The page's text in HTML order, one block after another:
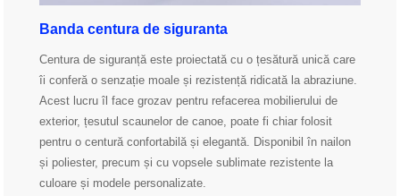
Banda centura de siguranta
Centura de siguranță este proiectată cu o țesătură unică care
îi conferă o senzație moale și rezistență ridicată la abraziune.
Acest lucru îl face grozav pentru refacerea mobilierului de
exterior, țesutul scaunelor de canoe, poate fi chiar folosit
pentru o centură confortabilă și elegantă. Disponibil în nailon
și poliester, precum și cu vopsele sublimate rezistente la
culoare și modele personalizate.